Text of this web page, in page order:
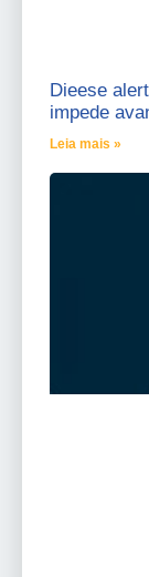
Dieese
impede
Leia mais »